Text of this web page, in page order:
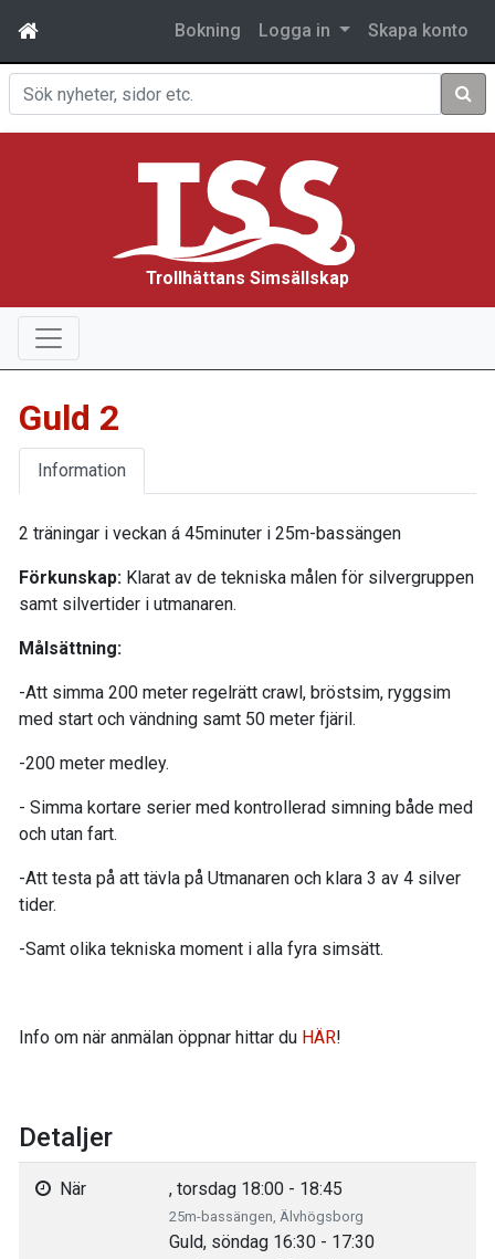
Bokning Logga in Skapa konto
Sök
Trollhättans Simsällskap
Guld 2
Information
2 träningar i veckan á 45minuter i 25m-bassängen
Förkunskap: Klarat av de tekniska målen för silvergruppen
samt silvertider i utmanaren.
Målsättning:
-Att simma 200 meter regelrätt crawl, bröstsim, ryggsim
med start och vändning samt 50 meter fjäril.
-200 meter medley.
- Simma kortare serier med kontrollerad simning både med
och utan fart.
-Att testa på att tävla på Utmanaren och klara 3 av 4 silver
tider.
-Samt olika tekniska moment i alla fyra simsätt.
Info om när anmälan öppnar hittar du HÄR!
Detaljer
När , torsdag 18:00 - 18:45
25m-bassängen, Älvhögsborg
Guld, söndag 16:30 - 17:30